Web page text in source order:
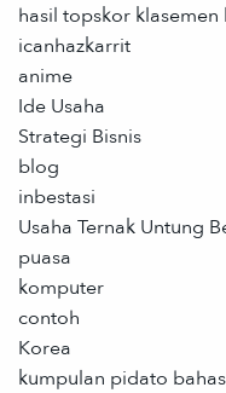
hasil topskor
icanhazkarrit
anime
Ide Usaha
Strategi Bisnis
blog
inbestasi
Usaha Ternak Untung
puasa
komputer
contoh
Korea
kumpulan pidato